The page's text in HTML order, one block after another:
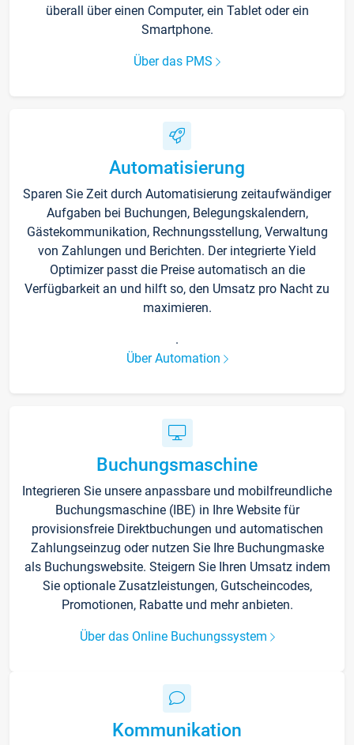
überall über einen Computer, ein Tablet oder ein
Smartphone.
Über das PMS
Automatisierung
Sparen Sie Zeit durch Automatisierung zeitaufwändiger
Aufgaben bei Buchungen, Belegungskalendern,
Gästekommunikation, Rechnungsstellung, Verwaltung
von Zahlungen und Berichten. Der integrierte Yield
Optimizer passt die Preise automatisch an die
Verfügbarkeit an und hilft so, den Umsatz pro Nacht zu
maximieren.
.
Über Automation
Buchungsmaschine
Integrieren Sie unsere anpassbare und mobilfreundliche
Buchungsmaschine (IBE) in Ihre Website für
provisionsfreie Direktbuchungen und automatischen
Zahlungseinzug oder nutzen Sie Ihre Buchungmaske
als Buchungswebsite. Steigern Sie Ihren Umsatz indem
Sie optionale Zusatzleistungen, Gutscheincodes,
Promotionen, Rabatte und mehr anbieten.
Über das Online Buchungssystem
Kommunikation